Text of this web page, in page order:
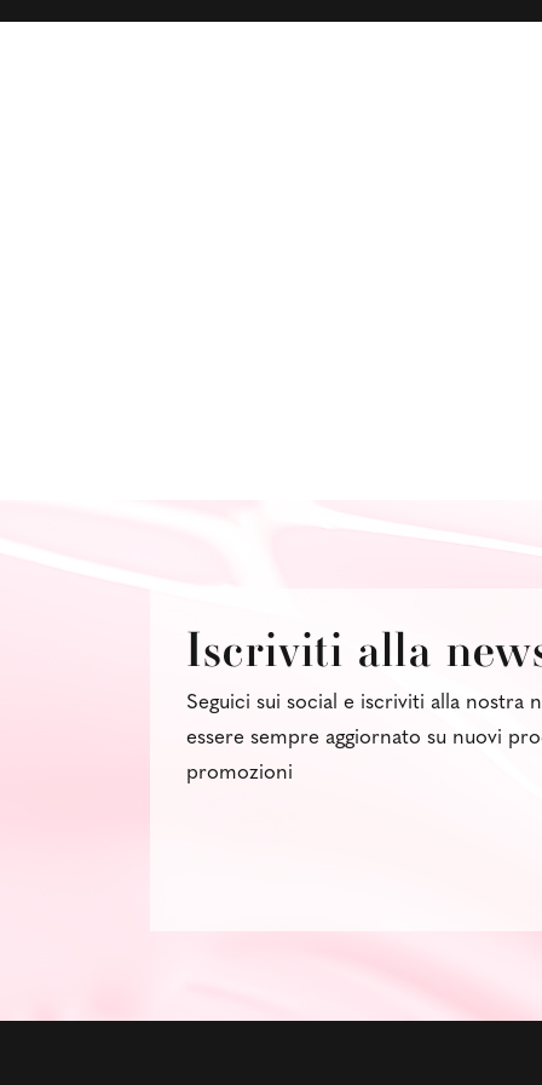
Iscriviti alla
Seguici sui social e iscriviti alla nostra
essere sempre aggiornato su nuovi
promozioni